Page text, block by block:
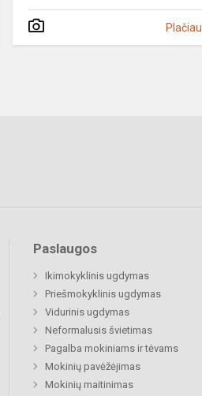
Plačiau
Paslaugos
Ikimokyklinis ugdymas
Priešmokyklinis ugdymas
Vidurinis ugdymas
Neformalusis švietimas
Pagalba mokiniams ir tėvams
Mokinių pavėžėjimas
Mokinių maitinimas